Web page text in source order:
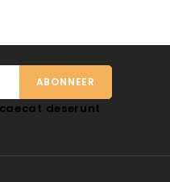
deserunt